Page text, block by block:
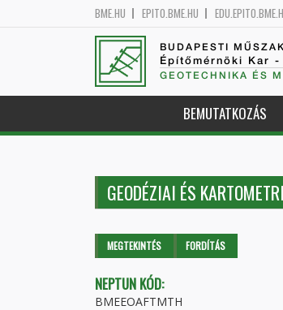
BME.HU EPITO.BME.HU
BUDAPESTI
Építőmérnöki Kar
GEOTECHNIKA ÉS
BEMUTATKOZÁS
GEODÉZIAI ÉS
Elsődleges fülek
MEGTEKINTÉS (AKTÍVFORDÍTÁS
NEPTUN KÓD:
BMEEOAFTMTH